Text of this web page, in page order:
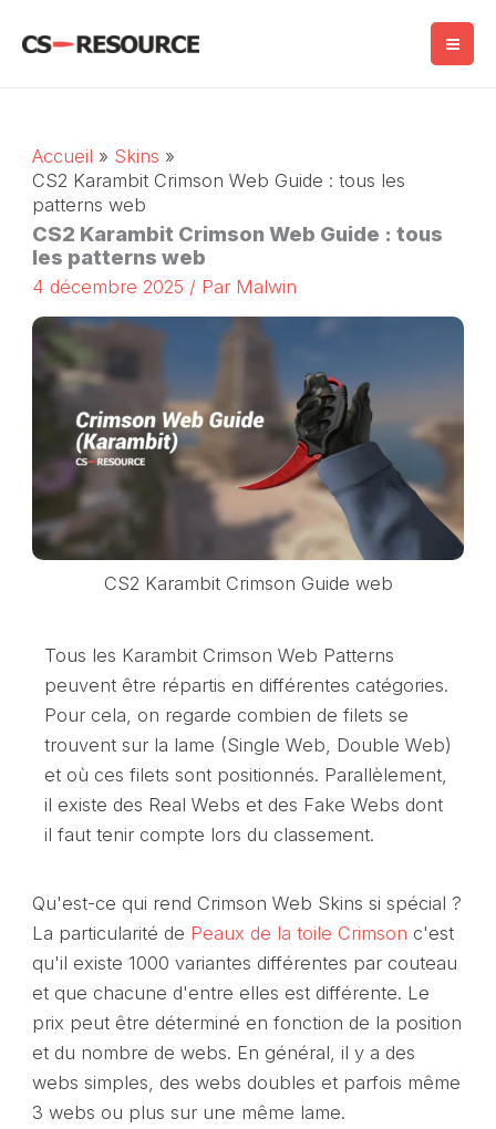
Accueil
Skins
CS2 Karambit Crimson Web Guide : tous les
patterns web
CS2 Karambit Crimson Web Guide : tous
les patterns web
4 décembre 2025 / Par Malwin
CS2 Karambit Crimson Guide web
Tous les Karambit Crimson Web Patterns
peuvent être répartis en différentes catégories.
Pour cela, on regarde combien de filets se
trouvent sur la lame (Single Web, Double Web)
et où ces filets sont positionnés. Parallèlement,
il existe des Real Webs et des Fake Webs dont
il faut tenir compte lors du classement.
Qu'est-ce qui rend Crimson Web Skins si spécial ?
La particularité de Peaux de la toile Crimson c'est
qu'il existe 1000 variantes différentes par couteau
et que chacune d'entre elles est différente. Le
prix peut être déterminé en fonction de la position
et du nombre de webs. En général, il y a des
webs simples, des webs doubles et parfois même
3 webs ou plus sur une même lame.